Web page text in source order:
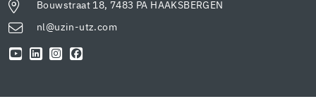
Bouwstraat 18, 7483 PA HAAKSBERGEN
nl@uzin-utz.com